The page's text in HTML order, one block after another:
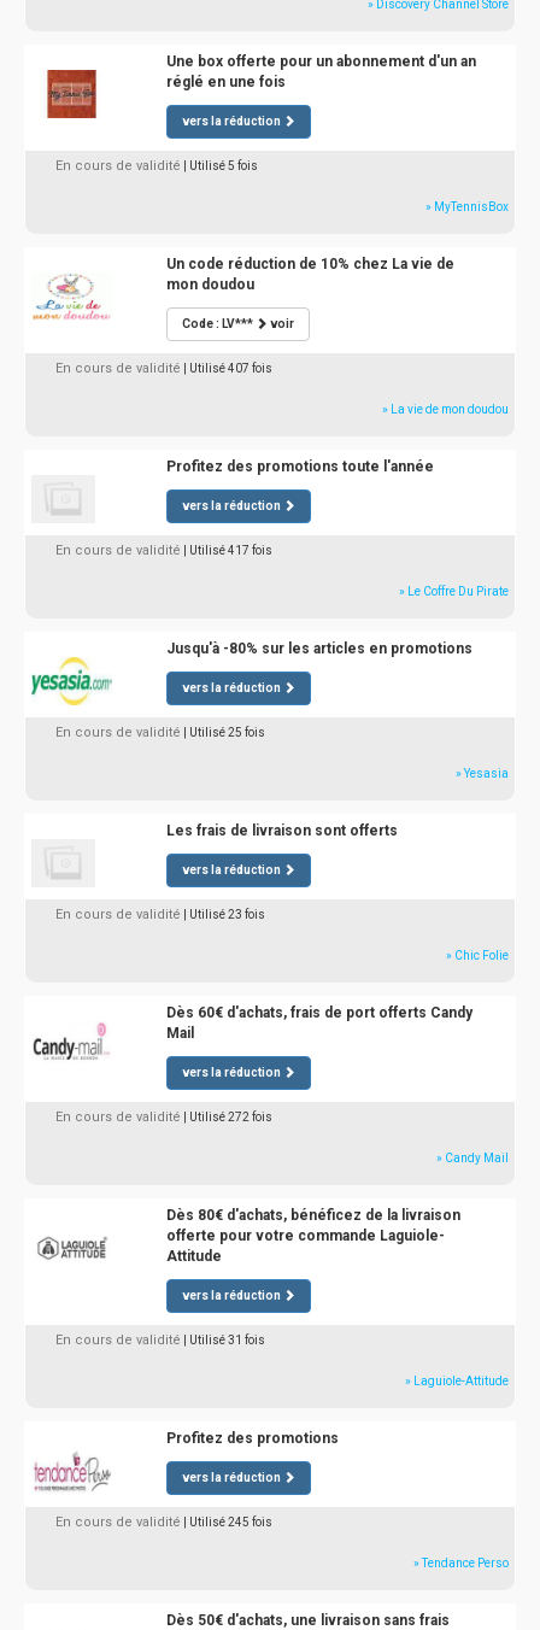
» Discovery Channel Store
Une box offerte pour un abonnement d'un an
réglé en une fois
vers la réduction
En cours de validité | Utilisé 5 fois
» MyTennisBox
Un code réduction de 10% chez La vie de
mon doudou
Code : LV*** voir
En cours de validité | Utilisé 407 fois
» La vie de mon doudou
Profitez des promotions toute l'année
vers la réduction
En cours de validité | Utilisé 417 fois
» Le Coffre Du Pirate
Jusqu'à -80% sur les articles en promotions
vers la réduction
En cours de validité | Utilisé 25 fois
» Yesasia
Les frais de livraison sont offerts
vers la réduction
En cours de validité | Utilisé 23 fois
» Chic Folie
Dès 60€ d'achats, frais de port offerts Candy
Mail
vers la réduction
En cours de validité | Utilisé 272 fois
» Candy Mail
Dès 80€ d'achats, bénéficez de la livraison
offerte pour votre commande Laguiole-
Attitude
vers la réduction
En cours de validité | Utilisé 31 fois
» Laguiole-Attitude
Profitez des promotions
vers la réduction
En cours de validité | Utilisé 245 fois
» Tendance Perso
Dès 50€ d'achats, une livraison sans frais